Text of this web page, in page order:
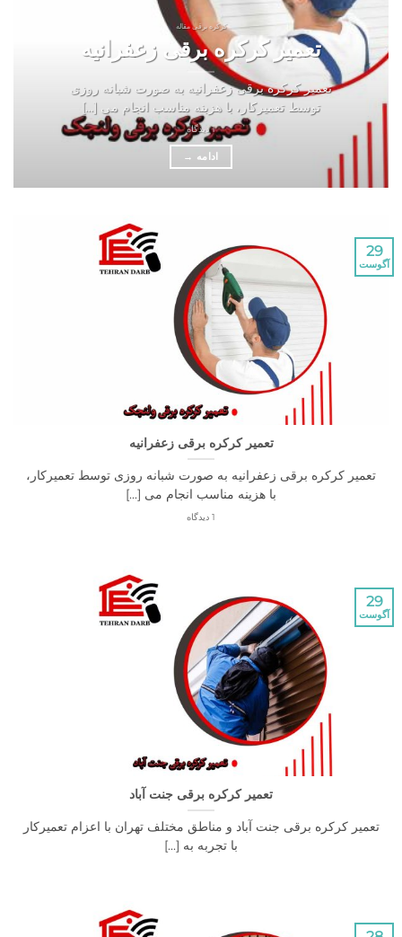
کرکره برقی مقاله
تعمیر کرکره برقی زعفرانیه
تعمیر کرکره برقی زعفرانیه به صورت شبانه روزی
توسط تعمیرکار، با هزینه مناسب انجام می [...]
1 دیدگاه
تعمیر کرکره برقی زعفرانیه
کرکره برقی زعفرانیه به صورت شبانه روزی توسط تعمیرکار،
با هزینه مناسب انجام می [...]
تعمیر کرکره برقی جنت آباد
کرکره برقی جنت آباد و مناطق مختلف تهران با اعزام تعمیرکار
با تجربه به [...]